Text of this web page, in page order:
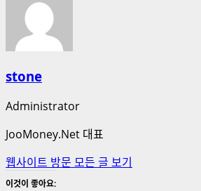
stone
Administrator
JooMoney.Net 대표
웹사이트 방문 모든 글 보기
이것이 좋아요: